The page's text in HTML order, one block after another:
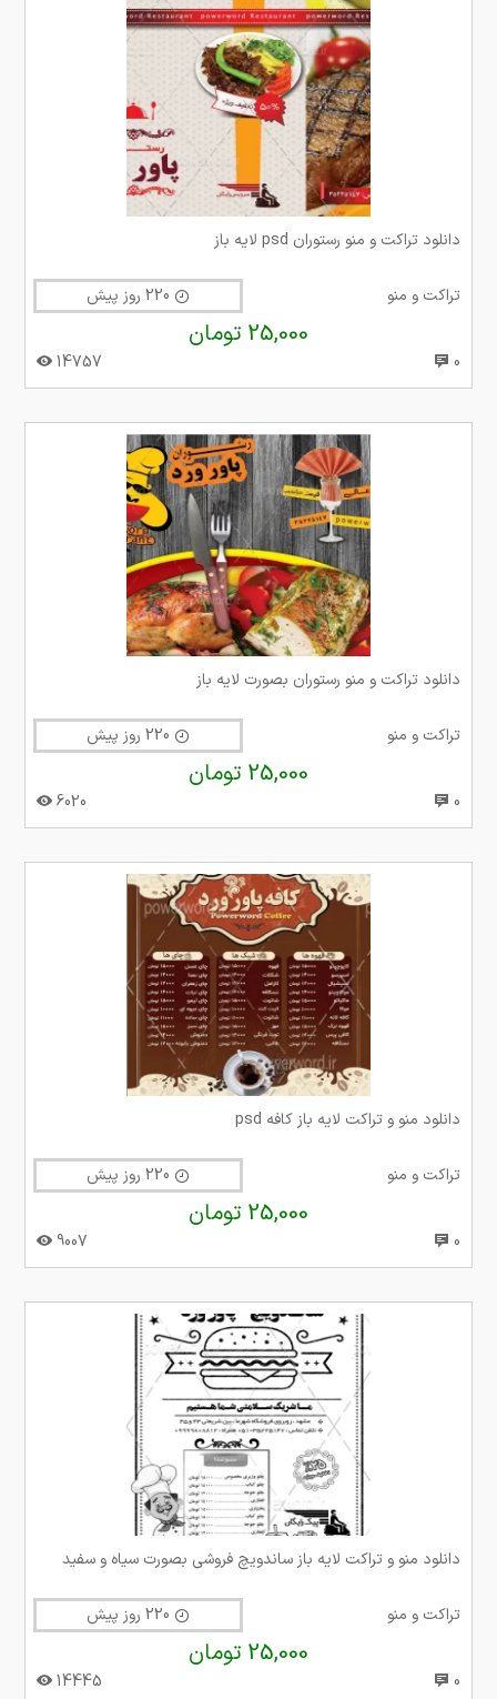
دانلود تراکت و منو رستوران psd لایه باز
تراکت و منو
25,000 تومان
0
14757
دانلود تراکت و منو رستوران بصورت لایه باز
تراکت و منو
25,000 تومان
0
6020
دانلود منو و تراکت لایه باز کافه psd
تراکت و منو
25,000 تومان
0
9007
دانلود منو و تراکت لایه باز ساندویچ فروشی بصورت سیاه و سفید
تراکت و منو
25,000 تومان
0
14445